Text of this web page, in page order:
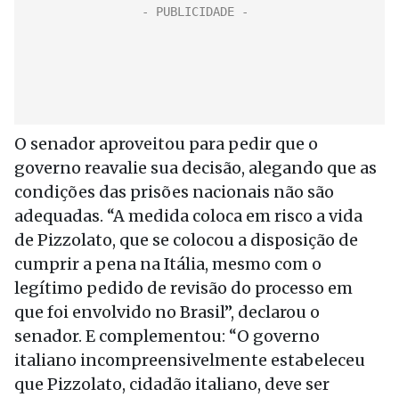
O senador aproveitou para pedir que o
governo reavalie sua decisão, alegando que as
condições das prisões nacionais não são
adequadas. “A medida coloca em risco a vida
de Pizzolato, que se colocou a disposição de
cumprir a pena na Itália, mesmo com o
legítimo pedido de revisão do processo em
que foi envolvido no Brasil”, declarou o
senador. E complementou: “O governo
italiano incompreensivelmente estabeleceu
que Pizzolato, cidadão italiano, deve ser